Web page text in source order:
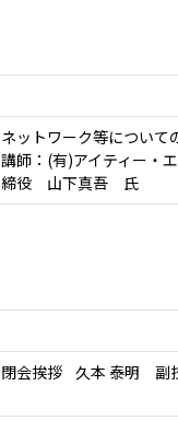
ネットワーク等について
講師：(有)アイティー・
締役 山下真吾 氏
閉会挨拶 久本 泰明 副